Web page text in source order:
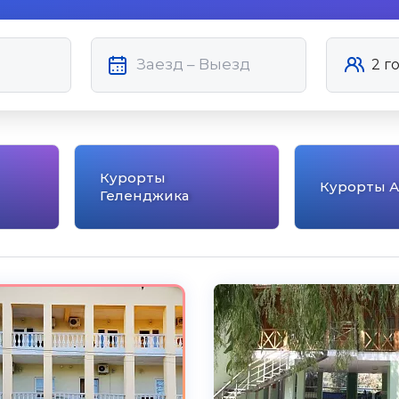
Курорты
Геленджика
Курорты
5.0 Чистота Великолепно
Комфорт Великолепно
Расположение Великолепно